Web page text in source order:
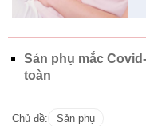
Sản phụ mắc
toàn
Chủ đề: Sản phụ